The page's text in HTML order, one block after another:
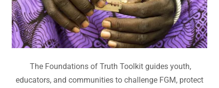
The Foundations of Truth Toolkit guides youth,
educators, and communities to challenge FGM, protect